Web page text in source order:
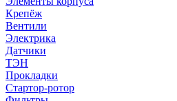
Крепёж
Вентили
Электрика
Датчики
ТЭН
Прокладки
Стартор-ротор